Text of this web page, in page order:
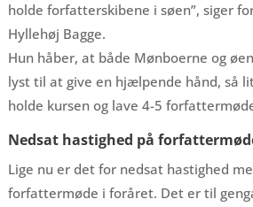
holde forfatterskibene i søen”, siger
Hyllehøj Bagge.
Hun håber, at både Mønboerne og
lyst til at give en hjælpende hånd, så
holde kursen og lave 4-5
Nedsat hastighed på
Lige nu er det for nedsat hastighed
forfattermøde i foråret. Det er til